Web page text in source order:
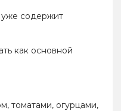
уже содержит
как основной
томатами, огурцами,